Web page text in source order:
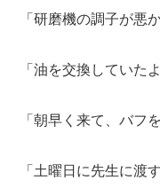
「研磨機の調子が悪
「油を交換していたよ
「朝早く来て、バフ
「土曜日に先生に渡